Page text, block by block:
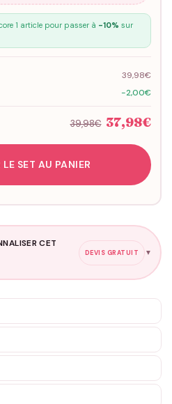
1 article pour passer à -10% sur
39,98€
-2,00€
39,98€ 37,98€
SET AU PANIER
CET
DEVIS GRATUIT ▼
de 3 à 10€ selon la demande